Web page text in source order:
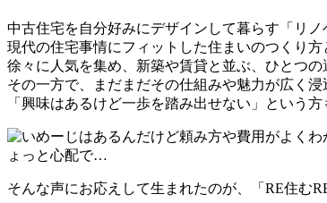
中古住宅を自分好みにデザインして暮らす「リノ
現代の住宅事情にフィットした住まいのつくり方
徐々に人気を集め、新築や賃貸と並ぶ、ひとつ
その一方で、まだまだその仕組みや魅力が広く浸
「興味はあるけど一歩を踏み出せない」という方
そんな声にお応えして生まれたのが、「RE住む